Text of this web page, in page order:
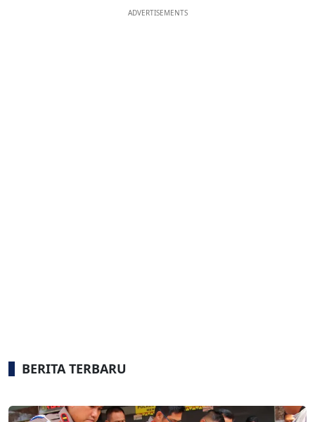
ADVERTISEMENTS
BERITA TERBARU